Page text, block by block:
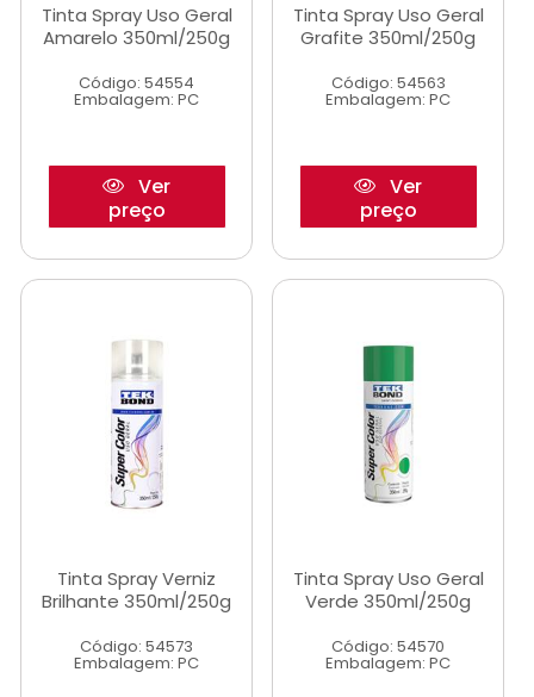
Tinta Spray Uso Geral
Amarelo 350ml/250g
Código: 54554
Embalagem: PC
Ver
preço
Tinta Spray Uso Geral
Grafite 350ml/250g
Código: 54563
Embalagem: PC
Ver
preço
Tinta Spray Verniz
Brilhante 350ml/250g
Código: 54573
Embalagem: PC
Tinta Spray Uso Geral
Verde 350ml/250g
Código: 54570
Embalagem: PC